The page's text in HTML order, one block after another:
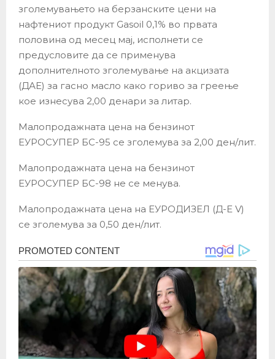
зголемувањето на берзанските цени на
нафтениот продукт Gasoil 0,1% во првата
половина од месец мај, исполнети се
предусловите да се применува
дополнителното зголемување на акцизата
(ДАЕ) за гасно масло како гориво за греење
кое изнесува 2,00 денари за литар.
Малопродажната цена на бензинот
ЕУРОСУПЕР БС-95 се зголемува за 2,00 ден/лит.
Малопродажната цена на бензинот
ЕУРОСУПЕР БС-98 не се менува.
Малопродажната цена на ЕУРОДИЗЕЛ (Д-Е V)
се зголемува за 0,50 ден/лит.